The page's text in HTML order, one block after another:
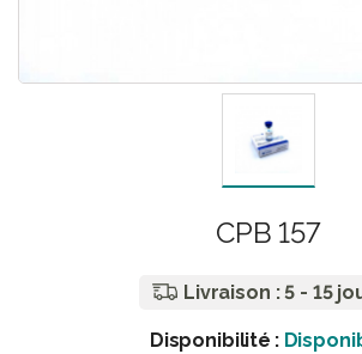
CPB 157
Livraison : 5 - 15
Disponibilité :